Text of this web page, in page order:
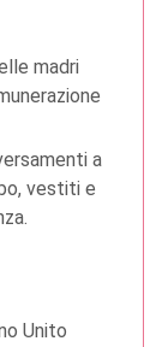
madri
a
vestiti e
Unito